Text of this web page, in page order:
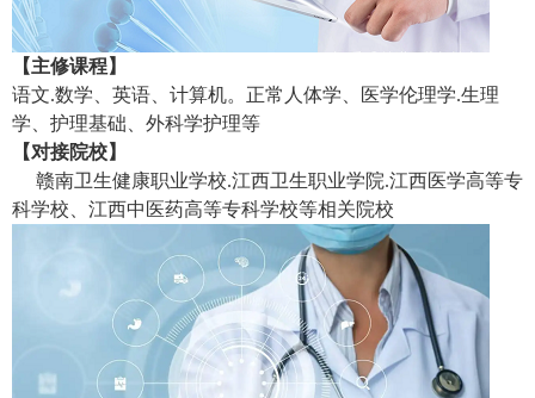
【主修课程】
语文.数学、英语、计算机。正常人体学、医学伦理学.生理
学、护理基础、外科学护理等
【对接院校】
赣南卫生健康职业学校.江西卫生职业学院.江西医学高等专
科学校、江西中医药高等专科学校等相关院校